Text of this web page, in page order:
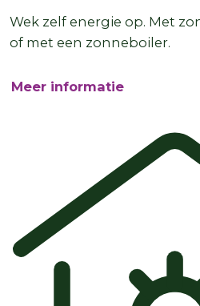
Wek zelf energie op. Met
of met een zonneboiler.
Meer informatie